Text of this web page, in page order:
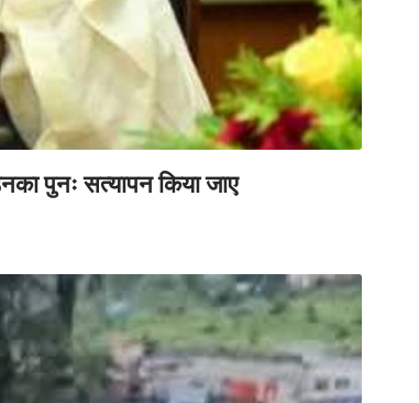
पुनः सत्यापन किया जाए